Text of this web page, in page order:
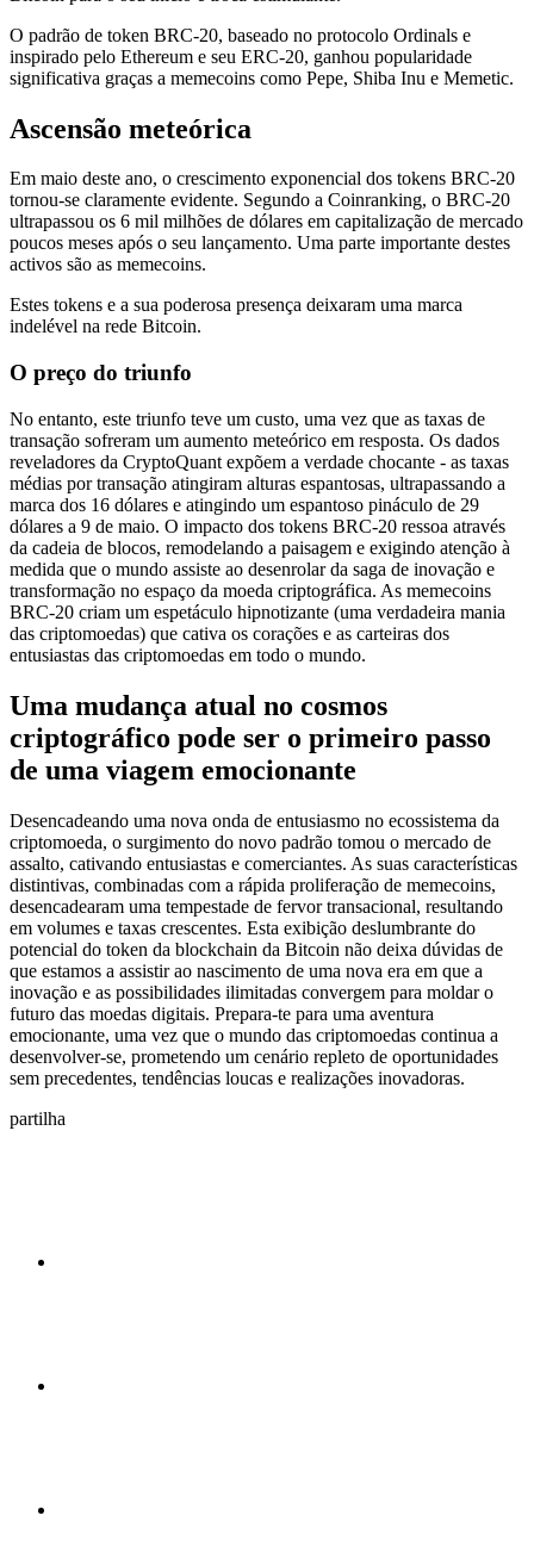
O padrão de token BRC-20, baseado no protocolo Ordinals e
inspirado pelo Ethereum e seu ERC-20, ganhou popularidade
significativa graças a memecoins como Pepe, Shiba Inu e Memetic.
Ascensão meteórica
Em maio deste ano, o crescimento exponencial dos tokens BRC-20
tornou-se claramente evidente. Segundo a Coinranking, o BRC-20
ultrapassou os 6 mil milhões de dólares em capitalização de mercado
poucos meses após o seu lançamento. Uma parte importante destes
activos são as memecoins.
Estes tokens e a sua poderosa presença deixaram uma marca
indelével na rede Bitcoin.
O preço do triunfo
No entanto, este triunfo teve um custo, uma vez que as taxas de
transação sofreram um aumento meteórico em resposta. Os dados
reveladores da CryptoQuant expõem a verdade chocante - as taxas
médias por transação atingiram alturas espantosas, ultrapassando a
marca dos 16 dólares e atingindo um espantoso pináculo de 29
dólares a 9 de maio. O impacto dos tokens BRC-20 ressoa através
da cadeia de blocos, remodelando a paisagem e exigindo atenção à
medida que o mundo assiste ao desenrolar da saga de inovação e
transformação no espaço da moeda criptográfica. As memecoins
BRC-20 criam um espetáculo hipnotizante (uma verdadeira mania
das criptomoedas) que cativa os corações e as carteiras dos
entusiastas das criptomoedas em todo o mundo.
Uma mudança atual no cosmos
criptográfico pode ser o primeiro passo
de uma viagem emocionante
Desencadeando uma nova onda de entusiasmo no ecossistema da
criptomoeda, o surgimento do novo padrão tomou o mercado de
assalto, cativando entusiastas e comerciantes. As suas características
distintivas, combinadas com a rápida proliferação de memecoins,
desencadearam uma tempestade de fervor transacional, resultando
em volumes e taxas crescentes. Esta exibição deslumbrante do
potencial do token da blockchain da Bitcoin não deixa dúvidas de
que estamos a assistir ao nascimento de uma nova era em que a
inovação e as possibilidades ilimitadas convergem para moldar o
futuro das moedas digitais. Prepara-te para uma aventura
emocionante, uma vez que o mundo das criptomoedas continua a
desenvolver-se, prometendo um cenário repleto de oportunidades
sem precedentes, tendências loucas e realizações inovadoras.
partilha